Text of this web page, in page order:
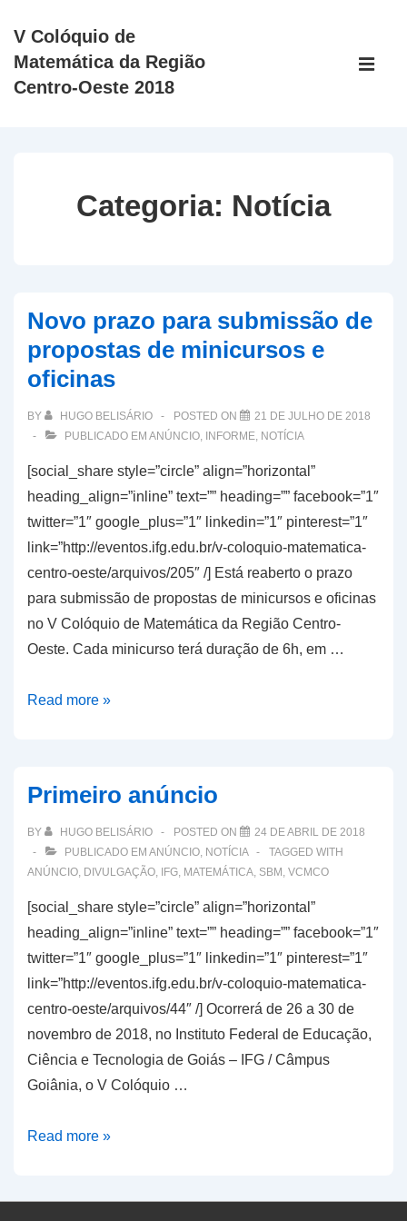
para
V Colóquio de
Matemática da Região
Centro-Oeste 2018
Main
Categoria: Notícia
Novo prazo para submissão de
propostas de minicursos e
oficinas
BY HUGO BELISÁRIO POSTED ON
21 DE JULHO DE 2018
PUBLICADO EM ANÚNCIO, INFORME, NOTÍCIA
[social_share style=”circle” align=”horizontal”
heading_align=”inline” text=”” heading=”” facebook=”1″
twitter=”1″ google_plus=”1″ linkedin=”1″ pinterest=”1″
link=”http://eventos.ifg.edu.br/v-coloquio-matematica-
centro-oeste/arquivos/205″ /] Está reaberto o prazo
para submissão de propostas de minicursos e oficinas
no V Colóquio de Matemática da Região Centro-
Oeste. Cada minicurso terá duração de 6h, em …
Novo
de
propostas
de
minicursos
e
oficinas
Read more »
Primeiro anúncio
BY HUGO BELISÁRIO POSTED ON
24 DE ABRIL DE 2018
PUBLICADO EM ANÚNCIO, NOTÍCIA
TAGGED WITH
ANÚNCIO, DIVULGAÇÃO, IFG, MATEMÁTICA, SBM , VCMCO
[social_share style=”circle” align=”horizontal”
heading_align=”inline” text=”” heading=”” facebook=”1″
twitter=”1″ google_plus=”1″ linkedin=”1″ pinterest=”1″
link=”http://eventos.ifg.edu.br/v-coloquio-matematica-
centro-oeste/arquivos/44″ /] Ocorrerá de 26 a 30 de
novembro de 2018, no Instituto Federal de Educação,
Ciência e Tecnologia de Goiás – IFG / Câmpus
Goiânia, o V Colóquio …
Primeiro
Read more »